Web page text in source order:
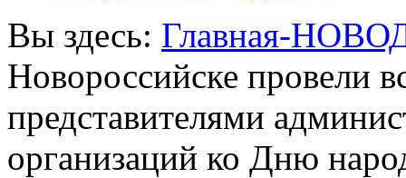
Вы здесь: Главная-
Новороссийске провели
представителями
организаций ко Дню